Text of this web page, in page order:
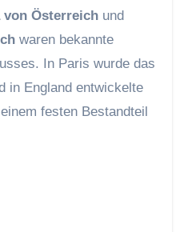
von Österreichund
waren bekannte
In Paris wurde das
in England entwickelte
festen Bestandteil